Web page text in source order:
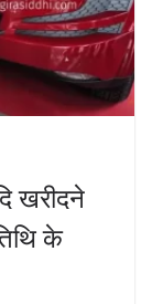
खरीदने
के